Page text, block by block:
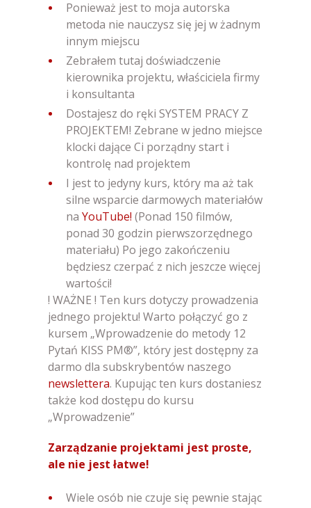
Ponieważ jest to moja autorska
metoda nie nauczysz się jej w żadnym
innym miejscu
Zebrałem tutaj doświadczenie
kierownika projektu, właściciela firmy
i konsultanta
Dostajesz do ręki SYSTEM PRACY Z
PROJEKTEM! Zebrane w jedno miejsce
klocki dające Ci porządny start i
kontrolę nad projektem
I jest to jedyny kurs, który ma aż tak
silne wsparcie darmowych materiałów
na YouTube! (Ponad 150 filmów,
ponad 30 godzin pierwszorzędnego
materiału) Po jego zakończeniu
będziesz czerpać z nich jeszcze więcej
wartości!
! WAŻNE ! Ten kurs dotyczy prowadzenia
jednego projektu! Warto połączyć go z
kursem „Wprowadzenie do metody 12
Pytań KISS PM®”, który jest dostępny za
darmo dla subskrybentów naszego
newslettera. Kupując ten kurs dostaniesz
także kod dostępu do kursu
„Wprowadzenie”
Zarządzanie projektami jest proste,
ale nie jest łatwe!
Wiele osób nie czuje się pewnie stając